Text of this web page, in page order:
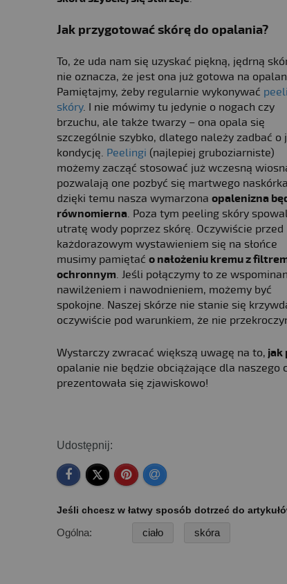
Jak przygotować skórę do opalania?
To, że uda nam się uzyskać piękną, jędrną
nie oznacza, że jest ona już gotowa na
Pamiętajmy, żeby regularnie wykonywać
skóry. I nie mówimy tu jedynie o nogach czy
brzuchu, ale także twarzy – ona opala się
szczególnie szybko, dlatego należy zadbać o
kondycję. Peelingi (najlepiej gruboziarniste)
możemy zacząć stosować już wczesną
pozwalają one pozbyć się martwego
dzięki temu nasza wymarzona opalenizna
równomierna. Poza tym peeling skóry
utratę wody poprzez skórę. Oczywiście przed
każdorazowym wystawieniem się na słońce
musimy pamiętać o nałożeniu kremu z
ochronnym. Jeśli połączymy to ze
nawilżeniem i nawodnieniem, możemy być
spokojne. Naszej skórze nie stanie się
oczywiście pod warunkiem, że nie
Wystarczy zwracać większą uwagę na to, jak
opalanie nie będzie obciążające dla naszego
prezentowała się zjawiskowo!
Udostępnij:
Jeśli chcesz w łatwy sposób dotrzeć do
Ogólna: ciało skóra